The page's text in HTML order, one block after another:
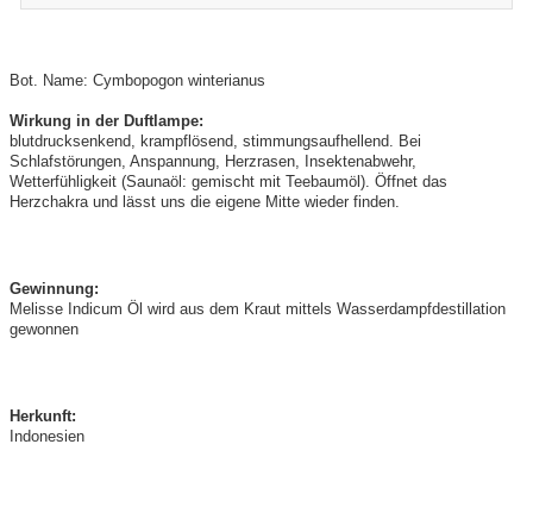
Bot. Name: Cymbopogon winterianus
Wirkung in der Duftlampe:
blutdrucksenkend, krampflösend, stimmungsaufhellend. Bei
Schlafstörungen, Anspannung, Herzrasen, Insektenabwehr,
Wetterfühligkeit (Saunaöl: gemischt mit Teebaumöl). Öffnet das
Herzchakra und lässt uns die eigene Mitte wieder finden.
Gewinnung:
Melisse Indicum Öl wird aus dem Kraut mittels Wasserdampfdestillation
gewonnen
Herkunft:
Indonesien